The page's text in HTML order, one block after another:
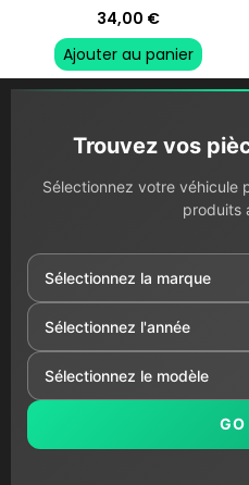
34,00 €
Ajouter au panier
Trouvez vos
Sélectionnez votre véhicule
produits
GO